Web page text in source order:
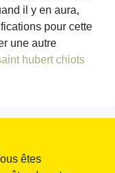
il y en aura,
pour cette
une autre
hubert chiots
êtes